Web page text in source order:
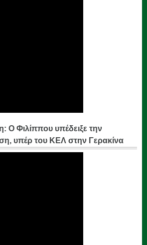
Φιλίππου υπέδειξε την
υπέρ του ΚΕΛ στην Γερακίνα